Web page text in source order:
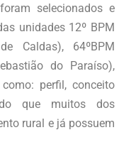
selecionados e
unidades 12º BPM
Caldas), 64ºBPM
do Paraíso),
perfil, conceito
que muitos dos
rural e já possuem